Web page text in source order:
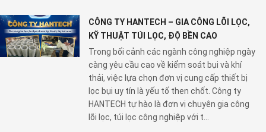
CÔNG TY HANTECH – GIA CÔNG LÕI LỌC,
KỸ THUẬT TÚI LỌC, ĐỘ BỀN CAO
Trong bối cảnh các ngành công nghiệp ngày
càng yêu cầu cao về kiểm soát bụi và khí
thải, việc lựa chọn đơn vị cung cấp thiết bị
lọc bụi uy tín là yếu tố then chốt. Công ty
HANTECH tự hào là đơn vị chuyên gia công
lõi lọc, túi lọc công nghiệp với t...